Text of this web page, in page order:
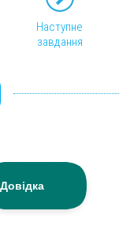
Наступне
завдання